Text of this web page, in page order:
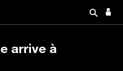
arrive à